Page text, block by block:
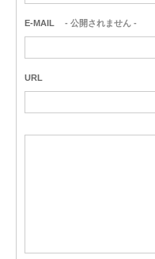
E-MAIL - 公開されません -
URL